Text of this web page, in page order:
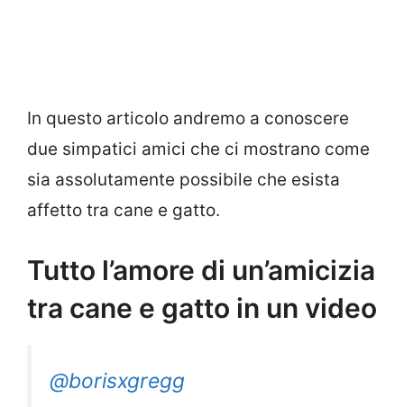
In questo articolo andremo a conoscere
due simpatici amici che ci mostrano come
sia assolutamente possibile che esista
affetto tra cane e gatto.
Tutto l’amore di un’amicizia
tra cane e gatto in un video
@borisxgregg